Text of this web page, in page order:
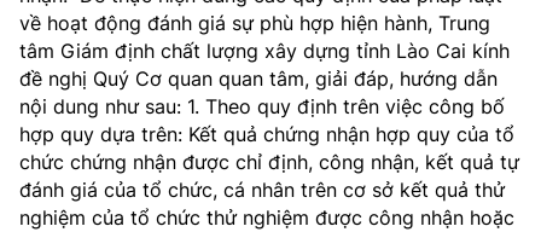
về hoạt động đánh giá sự phù hợp hiện hành, Trung
tâm Giám định chất lượng xây dựng tỉnh Lào Cai kính
đề nghị Quý Cơ quan quan tâm, giải đáp, hướng dẫn
nội dung như sau: 1. Theo quy định trên việc công bố
hợp quy dựa trên: Kết quả chứng nhận hợp quy của tổ
chức chứng nhận được chỉ định, công nhận, kết quả tự
đánh giá của tổ chức, cá nhân trên cơ sở kết quả thử
nghiệm của tổ chức thử nghiệm được công nhận hoặc